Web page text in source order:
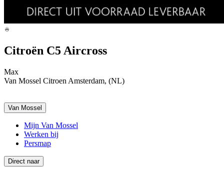
Citroën C5 Aircross
Max
Van Mossel Citroen Amsterdam, (NL)
Van Mossel
Mijn Van Mossel
Werken bij
Persmap
Direct naar